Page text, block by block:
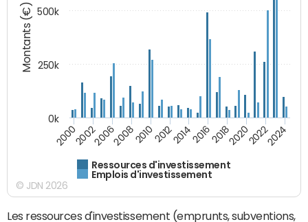
Montants (€)
Ressources d'investissement
Emplois d'investissement
200020022006200820102012201420162018202020222024
0k
250k
500k
© JDN 2026
Les ressources d'investissement (emprunts, subventions,